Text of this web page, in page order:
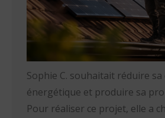
Sophie C. souhaitait réduire
énergétique et produire sa
Pour réaliser ce projet, elle a